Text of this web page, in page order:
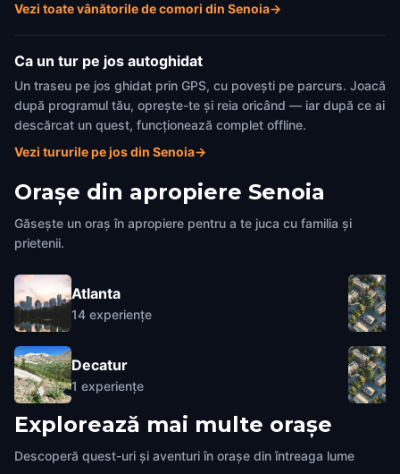
Vezi toate vânătorile de comori din Senoia→
Ca un tur pe jos autoghidat
Un traseu pe jos ghidat prin GPS, cu povești pe parcurs. Joacă
după programul tău, oprește-te și reia oricând — iar după ce ai
descărcat un quest, funcționează complet offline.
Vezi tururile pe jos din Senoia→
Orașe din apropiere Senoia
Găsește un oraș în apropiere pentru a te juca cu familia și
prietenii.
Atlanta
14 experiențe
Decatur
1 experiențe
Explorează mai multe orașe
Descoperă quest-uri și aventuri în orașe din întreaga lume